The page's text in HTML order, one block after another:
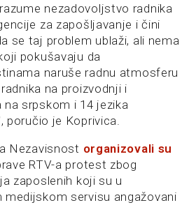
nezadovoljstvo radnika
za zapošljavanje i čini
se taj problem ublaži, ali nema
pokušavaju da
naruše radnu atmosferu
na proizvodnji i
srpskom i 14 jezika
poručio je Koprivica.
Nezavisnost organizovali su
RTV-a protest zbog
zaposlenih koji su u
servisu angažovani